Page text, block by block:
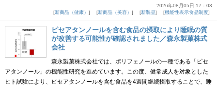
2026年08月05日 17：03
新商品（健康）
新商品（美容） 新製品 機能性表示食品制度
ピセアタンノールを含む食品の摂取により睡眠の質
が改善する可能性が確認されました／森永製菓株式
会社
森永製菓株式会社では、ポリフェノールの一種である「ピセ
アタンノール」の機能性研究を進めています。この度、健常成人を対象とした
ヒト試験により、ピセアタンノールを含む食品を4週間継続摂取することで、睡